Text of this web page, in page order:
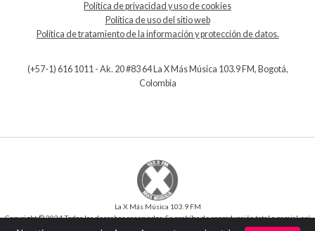
Política de privacidad y uso de cookies
Política de uso del sitio web
Política de tratamiento de la información y protección de datos.
(+57-1) 616 1011 - Ak. 20 #83 64 La X Más Música 103.9 FM, Bogotá,
Colombia
La X Más Música 103.9 FM
Copyright © 2024 Todos los derechos reservados. Se prohíbe de reproducción total o parcial, así
como su traducción a cualquier idioma sin la autorización escrita del titular.